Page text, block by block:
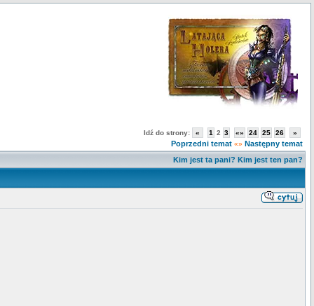
Idź do strony: « 1 2 3 «» 24 25 26 »
Poprzedni temat «» Następny temat
Kim jest ta pani? Kim jest ten pan?